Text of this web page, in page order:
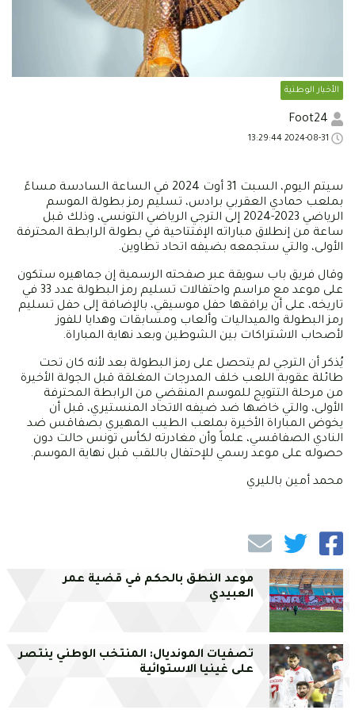
الأخبار الوطنية
سيتم اليوم، السبت 31 أوت 2024 في الساعة السادسة مساءً
بملعب حمادي العقربي برادس، تسليم رمز بطولة الموسم
الرياضي 2023-2024 إلى الترجي الرياضي التونسي، وذلك قبل
ساعة من إنطلاق مباراته الإفتتاحية في بطولة الرابطة المحترفة
الأولى، والتي ستجمعه بضيفه اتحاد تطاوين.
وقال فريق باب سويقة عبر صفحته الرسمية إن جماهيره ستكون
على موعد مع مراسم واحتفالات تسليم رمز البطولة عدد 33 في
تاريخه، على أن يرافقها حفل موسيقي، بالإضافة إلى حفل تسليم
رمز البطولة والميداليات وألعاب ومسابقات وهدايا للفوز
لأصحاب الاشتراكات بين الشوطين وبعد نهاية المباراة.
يُذكر أن الترجي لم يتحصل على رمز البطولة بعد لأنه كان تحت
طائلة عقوبة اللعب خلف المدرجات المغلقة قبل الجولة الأخيرة
من مرحلة التتويج للموسم المنقضي من الرابطة المحترفة
الأولى، والتي خاضها ضد ضيفه الاتحاد المنستيري، قبل أن
يخوض المباراة الأخيرة بملعب الطيب المهيري بصفاقس ضد
النادي الصفاقسي، علماً وأن مغادرته لكأس تونس حالت دون
حصوله على موعد رسمي للإحتفال باللقب قبل نهاية الموسم.
محمد أمين بالليري
موعد النطق بالحكم في قضية عمر
العبيدي
تصفيات المونديال: المنتخب الوطني ينتصر
على غينيا الاستوائية